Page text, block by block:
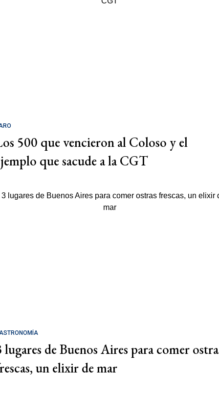
500 que vencieron al Coloso y el
que sacude a la CGT
lugares de Buenos Aires para comer
un elixir de mar